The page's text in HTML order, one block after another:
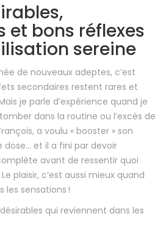
et bons réflexes
sereine
de nouveaux adeptes, c’est
secondaires restent rares et
je parle d’expérience quand je
dans la routine ou l’excès de
a voulu « booster » son
et il a fini par devoir
avant de ressentir quoi
plaisir, c’est aussi mieux quand
les sensations !
qui reviennent dans les